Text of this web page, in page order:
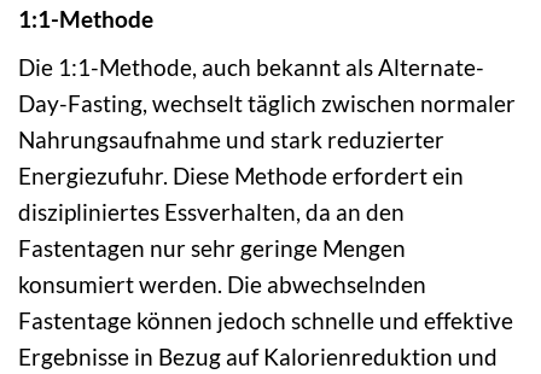
1:1-Methode
Die 1:1-Methode, auch bekannt als Alternate-
Day-Fasting, wechselt täglich zwischen normaler
Nahrungsaufnahme und stark reduzierter
Energiezufuhr. Diese Methode erfordert ein
diszipliniertes Essverhalten, da an den
Fastentagen nur sehr geringe Mengen
konsumiert werden. Die abwechselnden
Fastentage können jedoch schnelle und effektive
Ergebnisse in Bezug auf Kalorienreduktion und